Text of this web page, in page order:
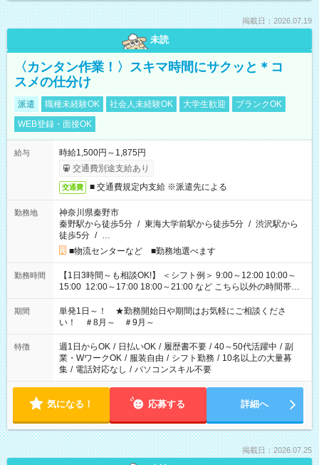
掲載日：2026.07.19
未読
〈カンタン作業！〉スキマ時間にサクッと＊コ
スメの仕分け
派遣 職種未経験OK 社会人未経験OK 大学生歓迎
ブランクOK
WEB登録・面接OK
給与
時給1,500円～1,875円
交通費別途支給あり
交通費 ■ 交通費規定内支給 ※派遣先による
勤務地
神奈川県秦野市
秦野駅から徒歩5分 / 東海大学前駅から徒歩5分 / 渋沢駅から
徒歩5分 / …
■物流センターなど ■勤務地選べます
勤務時間
【1日3時間～も相談OK!】 ＜シフト例＞ 9:00～12:00 10:00～
15:00 12:00～17:00 18:00～21:00 など こちら以外の時間帯も
お気軽にご相談ください！
期間
単発1日～！ ★勤務開始日や期間はお気軽にご相談くださ
い！ ＃8月～ ＃9月～
特徴 週1日からOK / 日払いOK / 履歴書不要 / 40～50代活躍中 / 副
業・WワークOK / 服装自由 / シフト勤務 / 10名以上の大量募
集 / 電話対応なし / パソコンスキル不要
気になる！ 応募する 詳細へ
掲載日：2026.07.25